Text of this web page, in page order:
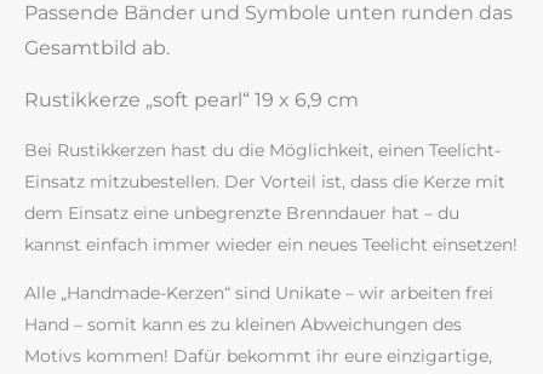
Passende Bänder und Symbole unten runden das
Gesamtbild ab.
Rustikkerze „soft pearl“ 19 x 6,9 cm
Bei Rustikkerzen hast du die Möglichkeit, einen Teelicht-
Einsatz mitzubestellen. Der Vorteil ist, dass die Kerze mit
dem Einsatz eine unbegrenzte Brenndauer hat – du
kannst einfach immer wieder ein neues Teelicht einsetzen!
Alle „Handmade-Kerzen“ sind Unikate – wir arbeiten frei
Hand – somit kann es zu kleinen Abweichungen des
Motivs kommen! Dafür bekommt ihr eure einzigartige,